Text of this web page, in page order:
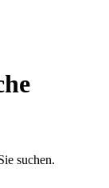
suchen.